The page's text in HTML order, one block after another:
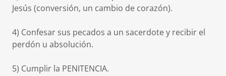
Jesús (conversión, un cambio de corazón).
4) Confesar sus pecados a un sacerdote y recibir el
perdón u absolución.
5) Cumplir la PENITENCIA.